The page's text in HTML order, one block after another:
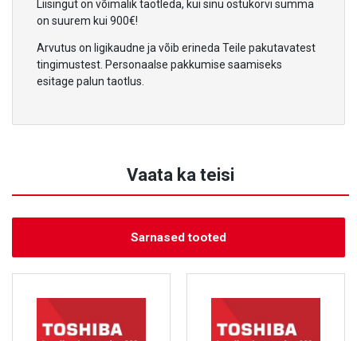
Liisingut on võimalik taotleda, kui sinu ostukorvi summa
on suurem kui 900€!
Arvutus on ligikaudne ja võib erineda Teile pakutavatest
tingimustest. Personaalse pakkumise saamiseks
esitage palun taotlus.
Vaata ka teisi
Sarnased tooted